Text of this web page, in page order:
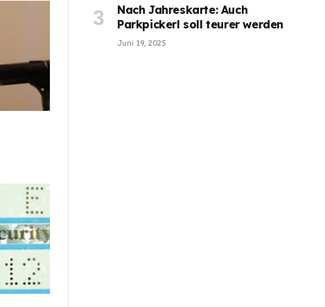
Nach Jahreskarte: Auch
Parkpickerl soll teurer werden
Juni 19, 2025